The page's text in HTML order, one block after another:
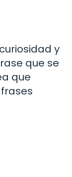
y
que se
que